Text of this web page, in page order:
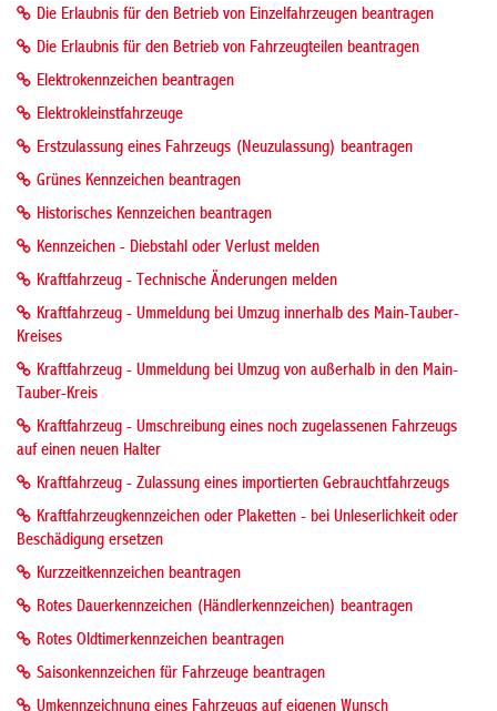
Die Erlaubnis für den Betrieb von Einzelfahrzeugen beantragen
Die Erlaubnis für den Betrieb von Fahrzeugteilen beantragen
Elektrokennzeichen beantragen
Elektrokleinstfahrzeuge
Erstzulassung eines Fahrzeugs (Neuzulassung) beantragen
Grünes Kennzeichen beantragen
Historisches Kennzeichen beantragen
Kennzeichen - Diebstahl oder Verlust melden
Kraftfahrzeug - Technische Änderungen melden
Kraftfahrzeug - Ummeldung bei Umzug innerhalb des Main-Tauber-
Kreises
Kraftfahrzeug - Ummeldung bei Umzug von außerhalb in den Main-
Tauber-Kreis
Kraftfahrzeug - Umschreibung eines noch zugelassenen Fahrzeugs
auf einen neuen Halter
Kraftfahrzeug - Zulassung eines importierten Gebrauchtfahrzeugs
Kraftfahrzeugkennzeichen oder Plaketten - bei Unleserlichkeit oder
Beschädigung ersetzen
Kurzzeitkennzeichen beantragen
Rotes Dauerkennzeichen (Händlerkennzeichen) beantragen
Rotes Oldtimerkennzeichen beantragen
Saisonkennzeichen für Fahrzeuge beantragen
Umkennzeichnung eines Fahrzeugs auf eigenen Wunsch